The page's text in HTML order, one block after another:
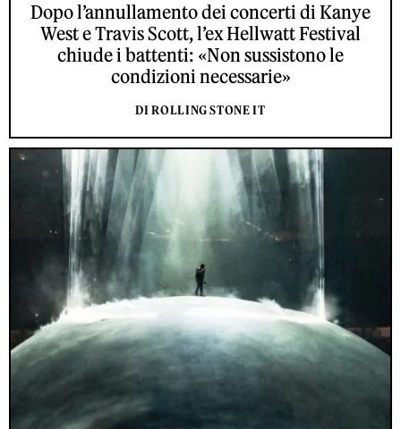
Dopo l’annullamento dei concerti di Kanye
West e Travis Scott, l’ex Hellwatt Festival
chiude i battenti: «Non sussistono le
condizioni necessarie»
DI ROLLING STONE IT